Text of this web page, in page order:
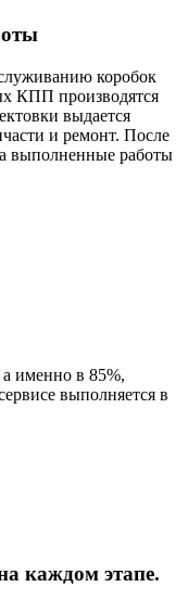
коробок
КПП производятся
выдается
и ремонт. После
выполненные работы
именно в 85%,
выполняется в
каждом этапе.